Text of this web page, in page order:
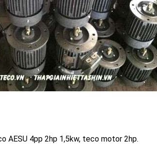
AESU 4pp 2hp 1,5kw, teco motor 2hp.